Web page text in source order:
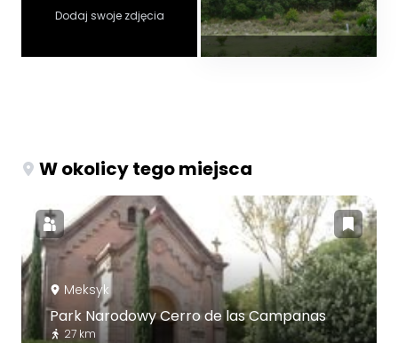
Dodaj swoje zdjęcia
W okolicy tego miejsca
Meksyk
Park Narodowy Cerro de las Campanas
27 km